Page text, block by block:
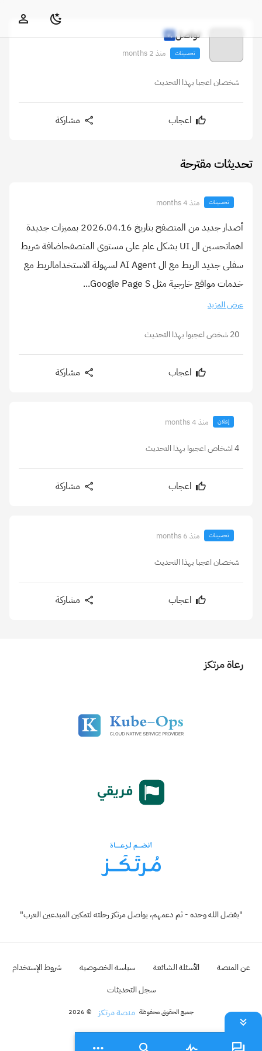
تواصل
تحسينات منذ 2 months
شخصان اعجبا بهذا التحديث
اعجاب مشاركة
تحديثات مقترحة
تحسينات منذ 4 months
أصدار جديد من المتصفح بتاريخ 2026.04.16 بمميزات جديدة
اهماتحسين ال UI بشكل عام على مستوى المتصفحاضافة شريط
سفلى جديد الربط مع ال AI Agent لسهولة الاستخدامالربط مع
خدمات مواقع خارجية مثل Google Page S...
عرض المزيد
20 شخص اعجبوا بهذا التحديث
اعجاب مشاركة
إعلان منذ 4 months
4 اشخاص اعجبوا بهذا التحديث
اعجاب مشاركة
تحسينات منذ 6 months
شخصان اعجبا بهذا التحديث
اعجاب مشاركة
رعاة مرتكز
"بفضل الله وحده - ثم دعمهم، يواصل مرتكز رحلته لتمكين المبدعين العرب"
عن المنصة الأسئلة الشائعة سياسة الخصوصية
شروط الإستخدام
سجل التحديثات
جميع الحقوق محفوظة منصة مرتكز © 2026